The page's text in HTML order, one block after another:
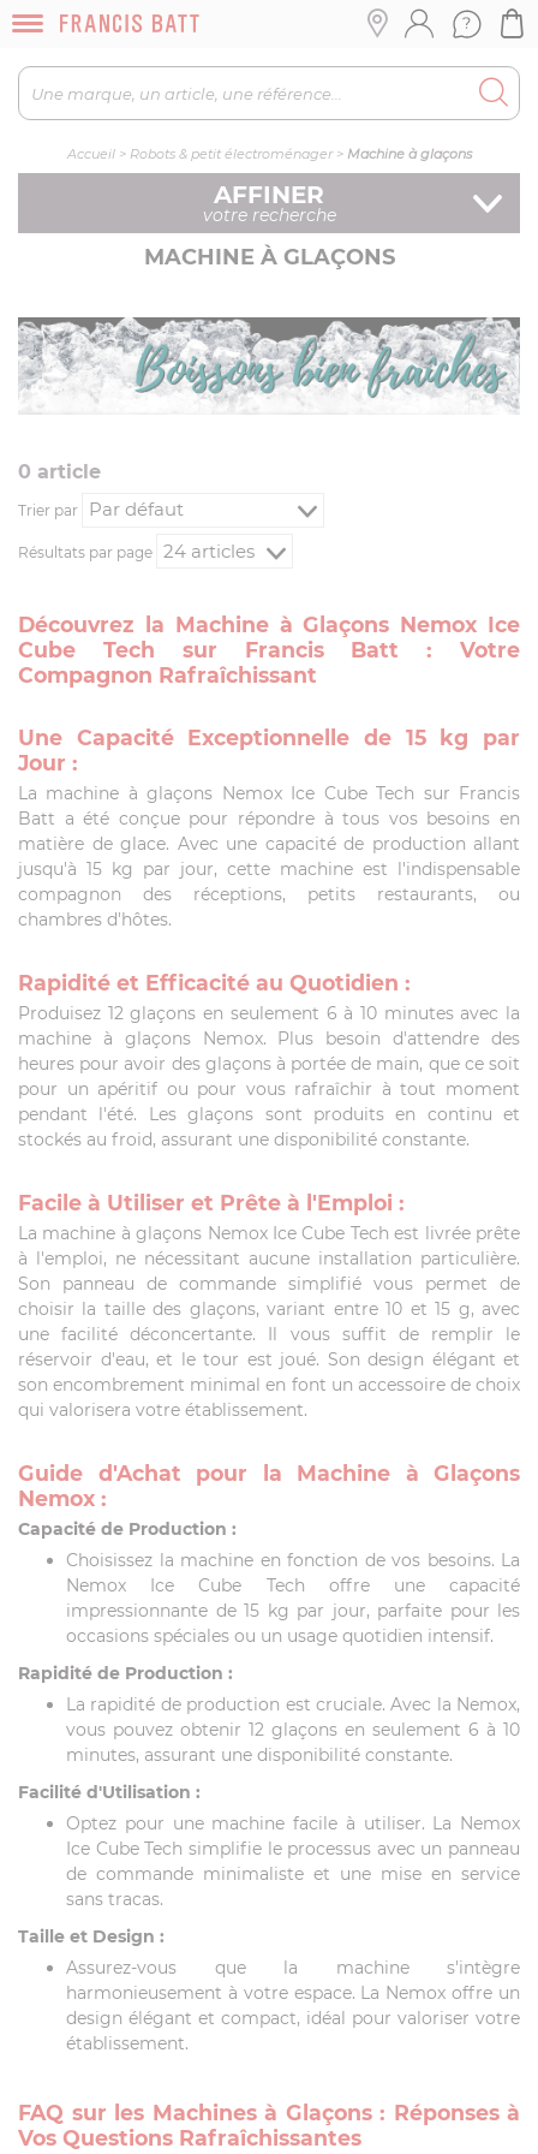
Accueil> Robots & petit électroménager> Machine à glaçons
AFFINER
votre recherche
MACHINE À GLAÇONS
0 article
Trier par
Résultats par page
Découvrez la Machine à Glaçons Nemox Ice
Cube Tech sur Francis Batt : Votre
Compagnon Rafraîchissant
Une Capacité Exceptionnelle de 15 kg par
Jour :
La machine à glaçons Nemox Ice Cube Tech sur Francis
Batt a été conçue pour répondre à tous vos besoins en
matière de glace. Avec une capacité de production allant
jusqu'à 15 kg par jour, cette machine est l'indispensable
compagnon des réceptions, petits restaurants, ou
chambres d'hôtes.
Rapidité et Efficacité au Quotidien :
Produisez 12 glaçons en seulement 6 à 10 minutes avec la
machine à glaçons Nemox. Plus besoin d'attendre des
heures pour avoir des glaçons à portée de main, que ce soit
pour un apéritif ou pour vous rafraîchir à tout moment
pendant l'été. Les glaçons sont produits en continu et
stockés au froid, assurant une disponibilité constante.
Facile à Utiliser et Prête à l'Emploi :
La machine à glaçons Nemox Ice Cube Tech est livrée prête
à l'emploi, ne nécessitant aucune installation particulière.
Son panneau de commande simplifié vous permet de
choisir la taille des glaçons, variant entre 10 et 15 g, avec
une facilité déconcertante. Il vous suffit de remplir le
réservoir d'eau, et le tour est joué. Son design élégant et
son encombrement minimal en font un accessoire de choix
qui valorisera votre établissement.
Guide d'Achat pour la Machine à Glaçons
Nemox :
Capacité de Production :
Choisissez la machine en fonction de vos besoins. La
Nemox Ice Cube Tech offre une capacité
impressionnante de 15 kg par jour, parfaite pour les
occasions spéciales ou un usage quotidien intensif.
Rapidité de Production :
La rapidité de production est cruciale. Avec la Nemox,
vous pouvez obtenir 12 glaçons en seulement 6 à 10
minutes, assurant une disponibilité constante.
Facilité d'Utilisation :
Optez pour une machine facile à utiliser. La Nemox
Ice Cube Tech simplifie le processus avec un panneau
de commande minimaliste et une mise en service
sans tracas.
Taille et Design :
Assurez-vous que la machine s'intègre
harmonieusement à votre espace. La Nemox offre un
design élégant et compact, idéal pour valoriser votre
établissement.
FAQ sur les Machines à Glaçons : Réponses à
Vos Questions Rafraîchissantes